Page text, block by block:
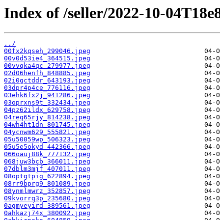
Index of /seller/2022-10-
../
00fx2kqseh_299046.jpeg
00v0d53ie4_364515.jpeg
00vvqka4qc_279977.jpeg
02d06henfh_848885.jpeg
02i0gctddr_643193.jpeg
03dpr4p4ce_776116.jpeg
03ehk6fx2j_941286.jpeg
03oprxns9t_332434.jpeg
04pz62ildx_629758.jpeg
04req65rjy_814238.jpeg
04wh4ht1dn_801745.jpeg
04ycnwm629_555821.jpeg
05u50059wp_506323.jpeg
05u5e5okyd_442366.jpeg
066oauj88k_777132.jpeg
068juw3bcb_366011.jpeg
07dblm3mjf_407011.jpeg
08optgtpig_622894.jpeg
08rr9bprg9_801089.jpeg
08ynmlmwrz_352857.jpeg
09kvorrq3p_235680.jpeg
0agmyeyird_389561.jpeg
0ahkazj74x_380092.jpeg